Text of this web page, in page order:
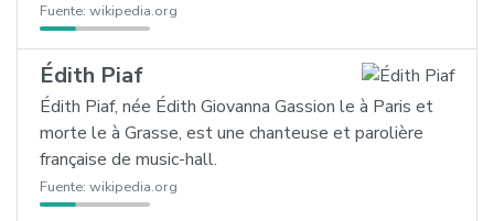
Fuente: wikipedia.org
Édith Piaf
Édith Piaf, née Édith Giovanna Gassion le à Paris et
morte le à Grasse, est une chanteuse et parolière
française de music-hall.
Fuente: wikipedia.org